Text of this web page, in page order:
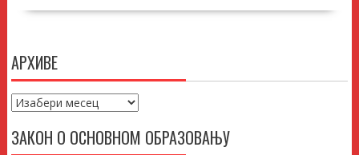
АРХИВЕ
Архиве
ЗАКОН О ОСНОВНОМ ОБРАЗОВАЊУ